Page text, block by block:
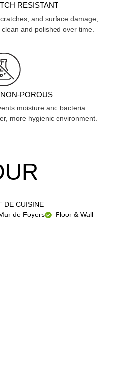
RESISTANT
and surface damage,
and polished over time.
POROUS
moisture and bacteria
more hygienic environment.
DE CUISINE
de Foyers
Floor & Wall